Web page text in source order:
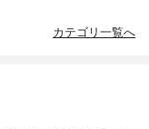
カテゴリ一覧へ